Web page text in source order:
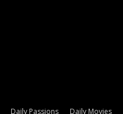
Daily Passions Daily Movies